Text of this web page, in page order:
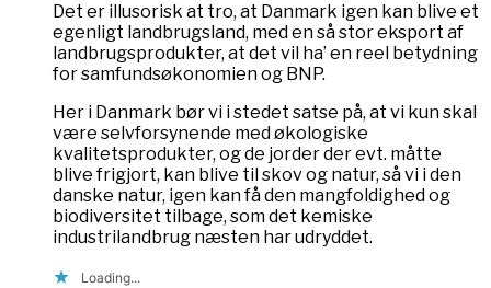
Det er illusorisk at tro, at Danmark igen kan blive et
egenligt landbrugsland, med en så stor eksport af
landbrugsprodukter, at det vil ha’ en reel betydning
for samfundsøkonomien og BNP.
Her i Danmark bør vi i stedet satse på, at vi kun skal
være selvforsynende med økologiske
kvalitetsprodukter, og de jorder der evt. måtte
blive frigjort, kan blive til skov og natur, så vi i den
danske natur, igen kan få den mangfoldighed og
biodiversitet tilbage, som det kemiske
industrilandbrug næsten har udryddet.
Loading...